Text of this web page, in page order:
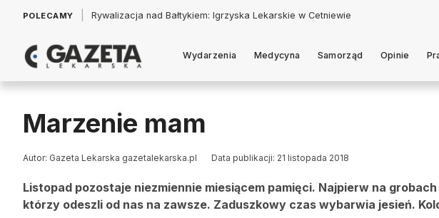
POLECAMY Łukasz Jankowski: Politycy w pogoni za króliczkiem
Wydarzenia Medycyna Samorząd Opinie
Marzenie mam
Autor: Gazeta Lekarska gazetalekarska.pl Data publikacji: 21 listopada 2018
Listopad pozostaje niezmiennie miesiącem pamięci. Najpierw na
którzy odeszli od nas na zawsze. Zaduszkowy czas wybarwia jesień.